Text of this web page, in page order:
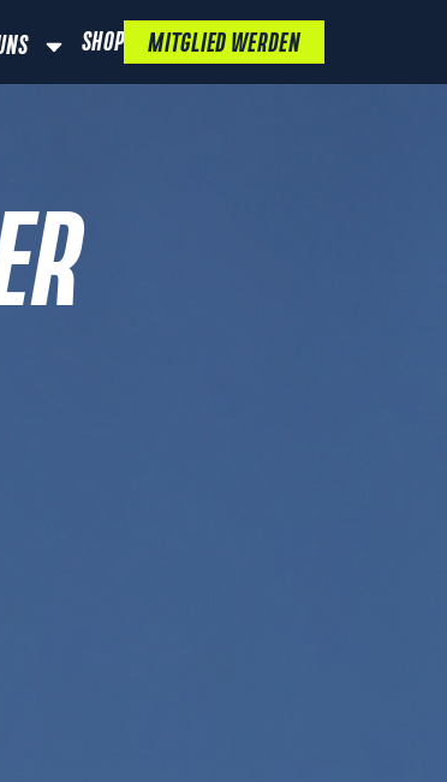
SHOP MITGLIED WERDEN